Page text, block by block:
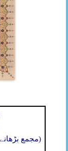
(مجمع